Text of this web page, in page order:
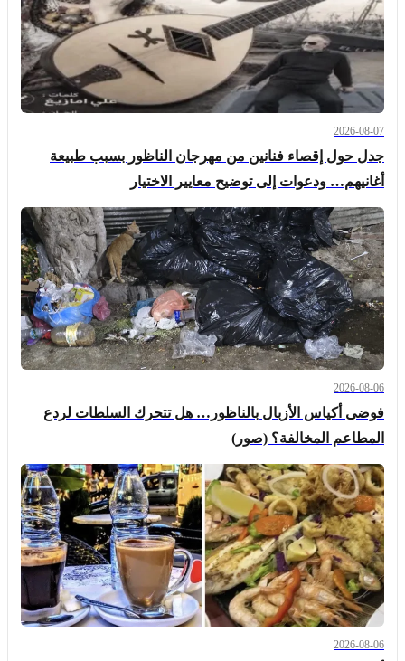
2026-08-07
جدل حول إقصاء فنانين من مهرجان الناظور بسبب طبيعة
أغانيهم… ودعوات إلى توضيح معايير الاختيار
2026-08-06
فوضى أكياس الأزبال بالناظور… هل تتحرك السلطات لردع
المطاعم المخالفة؟ (صور)
2026-08-06